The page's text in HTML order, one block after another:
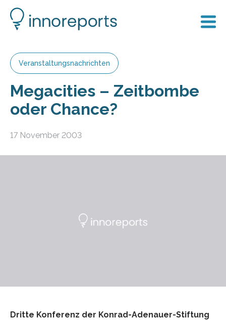
Veranstaltungsnachrichten
Megacities – Zeitbombe
oder Chance?
17 November 2003
Dritte Konferenz der Konrad-Adenauer-Stiftung